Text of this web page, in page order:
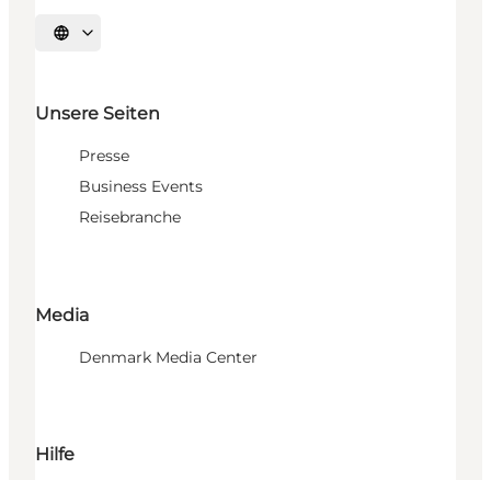
Sprache auswählen
Unsere Seiten
Presse
Business Events
Reisebranche
Media
Denmark Media Center
Hilfe